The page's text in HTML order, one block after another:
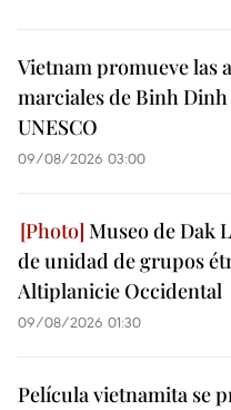
Vietnam promueve las
marciales de Binh Dinh
UNESCO
09/08/2026 03:00
Museo de Dak
de unidad de grupos
Altiplanicie Occidental
09/08/2026 01:30
Película vietnamita se